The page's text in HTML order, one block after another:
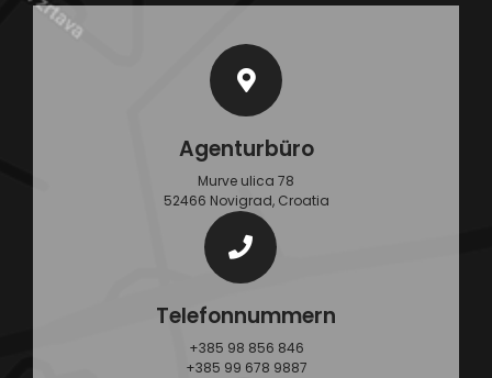
Agenturbüro
Murve ulica 78
52466 Novigrad, Croatia
Telefonnummern
+385 98 856 846
+385 99 678 9887